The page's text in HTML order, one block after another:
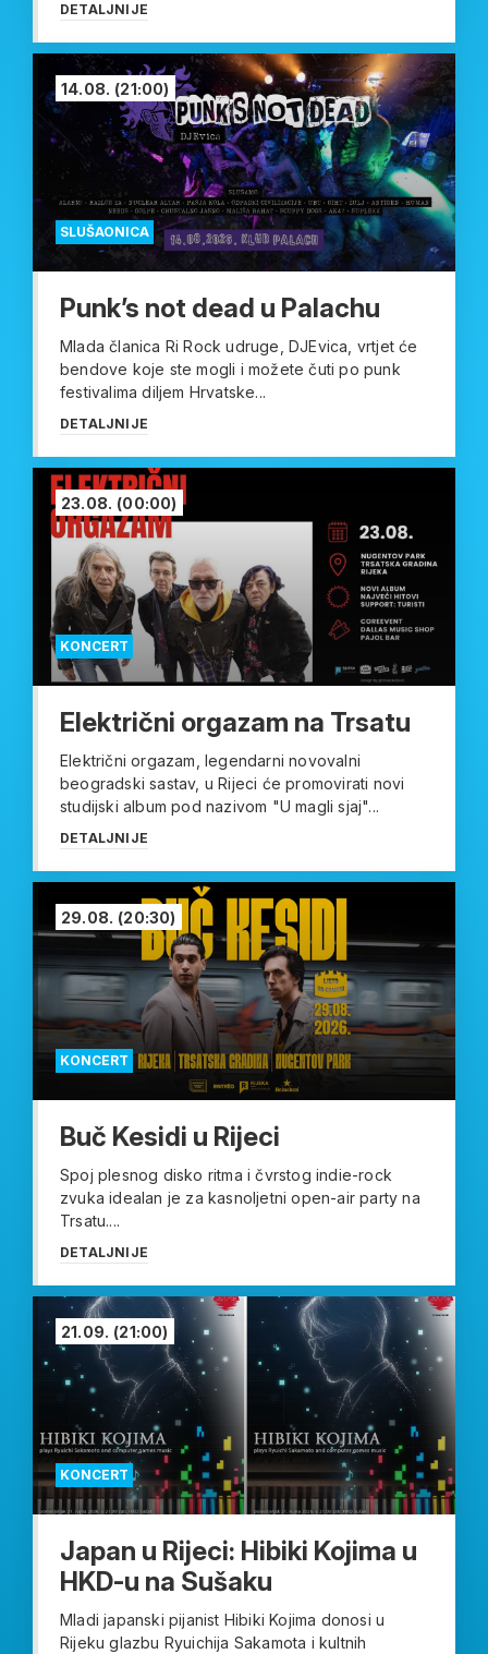
DETALJNIJE
SLUŠAONICA
14.08. (21:00)
Punk’s not dead u Palachu
Mlada članica Ri Rock udruge, DJEvica, vrtjet će
bendove koje ste mogli i možete čuti po punk
festivalima diljem Hrvatske...
DETALJNIJE
KONCERT
23.08. (00:00)
Električni orgazam na Trsatu
Električni orgazam, legendarni novovalni
beogradski sastav, u Rijeci će promovirati novi
studijski album pod nazivom "U magli sjaj"...
DETALJNIJE
KONCERT
29.08. (20:30)
Buč Kesidi u Rijeci
Spoj plesnog disko ritma i čvrstog indie-rock
zvuka idealan je za kasnoljetni open-air party na
Trsatu....
DETALJNIJE
KONCERT
21.09. (21:00)
Japan u Rijeci: Hibiki Kojima u
HKD-u na Sušaku
Mladi japanski pijanist Hibiki Kojima donosi u
Rijeku glazbu Ryuichija Sakamota i kultnih